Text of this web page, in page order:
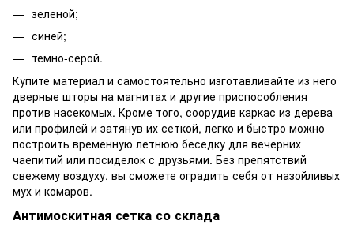
зеленой;
синей;
темно-серой.
Купите материал и самостоятельно изготавливайте из него
дверные шторы на магнитах и другие приспособления
против насекомых. Кроме того, соорудив каркас из дерева
или профилей и затянув их сеткой, легко и быстро можно
построить временную летнюю беседку для вечерних
чаепитий или посиделок с друзьями. Без препятствий
свежему воздуху, вы сможете оградить себя от назойливых
мух и комаров.
Антимоскитная сетка со склада